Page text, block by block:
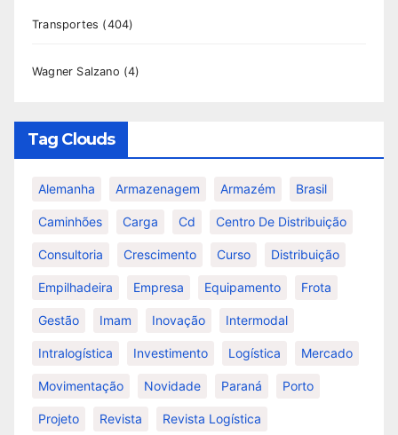
Transportes (404)
Wagner Salzano (4)
Tag Clouds
Alemanha Armazenagem Armazém Brasil
Caminhões Carga Cd Centro De Distribuição
Consultoria Crescimento Curso Distribuição
Empilhadeira Empresa Equipamento Frota
Gestão Imam Inovação Intermodal
Intralogística Investimento Logística Mercado
Movimentação Novidade Paraná Porto
Projeto Revista Revista Logística